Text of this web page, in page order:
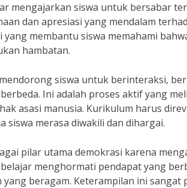
mengajarkan siswa untuk bersabar
dan apresiasi yang mendalam
membantu siswa memahami
hambatan.
siswa untuk berinteraksi,
Ini adalah proses aktif yang
asasi manusia. Kurikulum harus
siswa merasa diwakili dan dihargai.
pilar utama demokrasi karena
menghormati pendapat yang
beragam. Keterampilan ini sangat